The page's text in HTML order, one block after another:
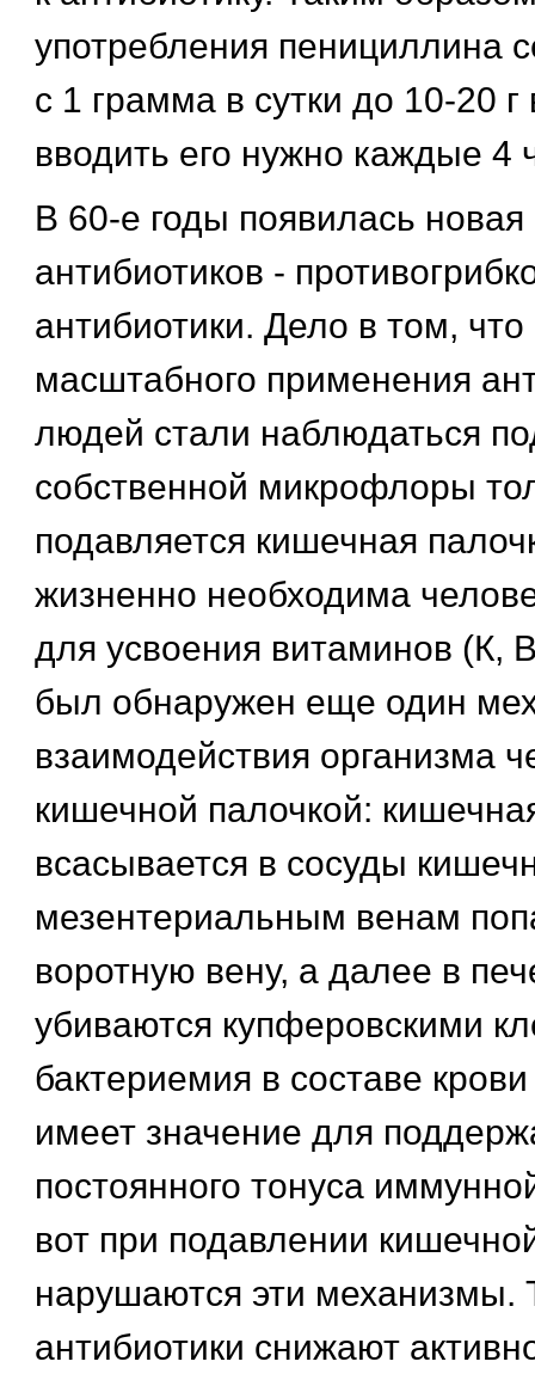
употребления пенициллина
с 1 грамма в сутки до 10-20 г
вводить его нужно каждые 4
В 60-е годы появилась новая
антибиотиков -
антибиотики. Дело в том, что
масштабного применения
людей стали наблюдаться
собственной микрофлоры
подавляется кишечная
жизненно необходима
для усвоения витаминов (К,
был обнаружен еще один
взаимодействия организма
кишечной палочкой:
всасывается в сосуды
мезентериальным венам
воротную вену, а далее в
убиваются купферовскими
бактериемия в составе
имеет значение для
постоянного тонуса
вот при подавлении
нарушаются эти механизмы.
антибиотики снижают